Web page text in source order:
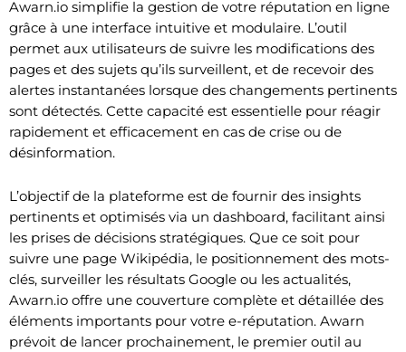
Awarn.io simplifie la gestion de votre réputation en ligne
grâce à une interface intuitive et modulaire. L’outil
permet aux utilisateurs de suivre les modifications des
pages et des sujets qu’ils surveillent, et de recevoir des
alertes instantanées lorsque des changements pertinents
sont détectés. Cette capacité est essentielle pour réagir
rapidement et efficacement en cas de crise ou de
désinformation.
L’objectif de la plateforme est de fournir des insights
pertinents et optimisés via un dashboard, facilitant ainsi
les prises de décisions stratégiques. Que ce soit pour
suivre une page Wikipédia, le positionnement des mots-
clés, surveiller les résultats Google ou les actualités,
Awarn.io offre une couverture complète et détaillée des
éléments importants pour votre e-réputation. Awarn
prévoit de lancer prochainement, le premier outil au